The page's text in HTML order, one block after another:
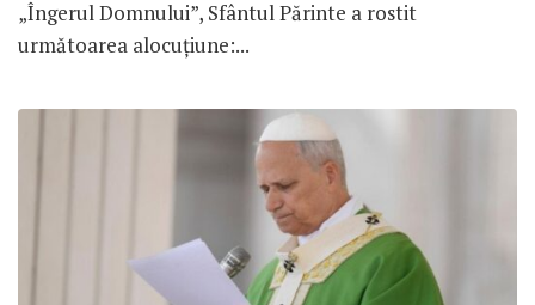
„Îngerul Domnului”, Sfântul Părinte a rostit
următoarea alocuțiune:...